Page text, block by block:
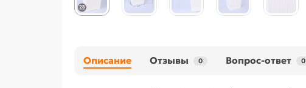
Описание Отзывы 0 Вопрос-ответ 0